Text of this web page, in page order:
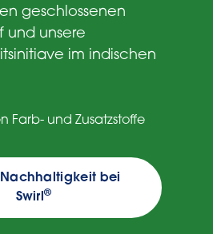
geschlossenen
und unsere
im indischen
Farb- und Zusatzstoffe
Nachhaltigkeit bei
Swirl®